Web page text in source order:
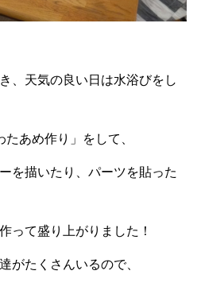
、天気の良い日は水浴びをし
あめ作り」をして、
を描いたり、パーツを貼った
って盛り上がりました！
がたくさんいるので、